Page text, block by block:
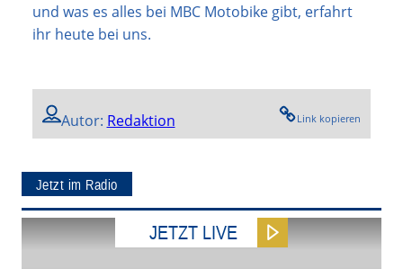
und was es alles bei MBC Motobike gibt, erfahrt
ihr heute bei uns.
Autor: Redaktion Link kopieren
Jetzt im Radio
JETZT LIVE